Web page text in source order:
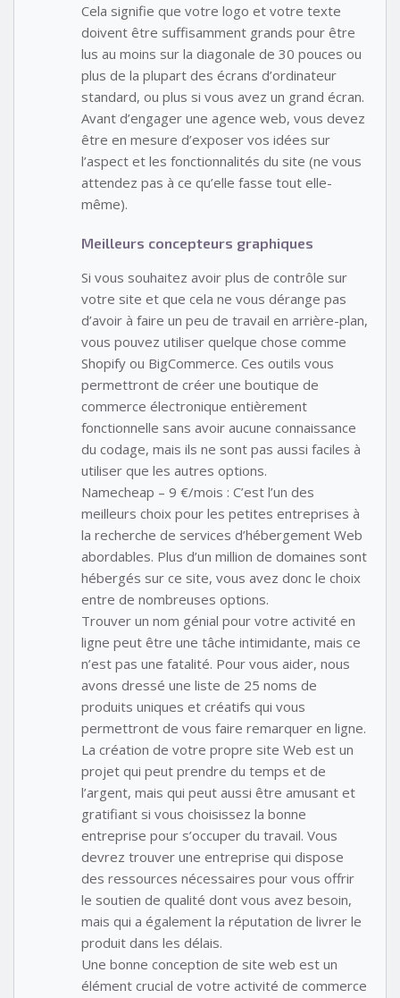
Cela signifie que votre logo et votre texte
doivent être suffisamment grands pour être
lus au moins sur la diagonale de 30 pouces ou
plus de la plupart des écrans d’ordinateur
standard, ou plus si vous avez un grand écran.
Avant d’engager une agence web, vous devez
être en mesure d’exposer vos idées sur
l’aspect et les fonctionnalités du site (ne vous
attendez pas à ce qu’elle fasse tout elle-
même).
Meilleurs concepteurs graphiques
Si vous souhaitez avoir plus de contrôle sur
votre site et que cela ne vous dérange pas
d’avoir à faire un peu de travail en arrière-plan,
vous pouvez utiliser quelque chose comme
Shopify ou BigCommerce. Ces outils vous
permettront de créer une boutique de
commerce électronique entièrement
fonctionnelle sans avoir aucune connaissance
du codage, mais ils ne sont pas aussi faciles à
utiliser que les autres options.
Namecheap – 9 €/mois : C’est l’un des
meilleurs choix pour les petites entreprises à
la recherche de services d’hébergement Web
abordables. Plus d’un million de domaines sont
hébergés sur ce site, vous avez donc le choix
entre de nombreuses options.
Trouver un nom génial pour votre activité en
ligne peut être une tâche intimidante, mais ce
n’est pas une fatalité. Pour vous aider, nous
avons dressé une liste de 25 noms de
produits uniques et créatifs qui vous
permettront de vous faire remarquer en ligne.
La création de votre propre site Web est un
projet qui peut prendre du temps et de
l’argent, mais qui peut aussi être amusant et
gratifiant si vous choisissez la bonne
entreprise pour s’occuper du travail. Vous
devrez trouver une entreprise qui dispose
des ressources nécessaires pour vous offrir
le soutien de qualité dont vous avez besoin,
mais qui a également la réputation de livrer le
produit dans les délais.
Une bonne conception de site web est un
élément crucial de votre activité de commerce